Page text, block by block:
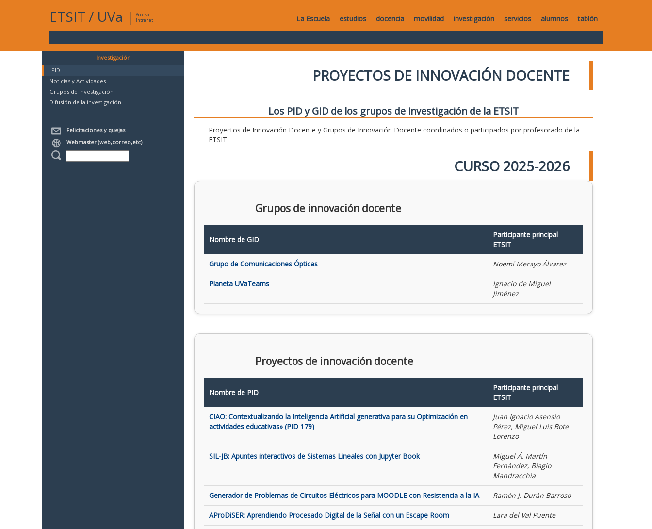
ETSIT / UVa |
Acceso
Intranet
La Escuela estudios docencia movilidad investigación servicios alumnos tablón
Investigación
PID
Noticias y Actividades
Grupos de investigación
Difusión de la investigación
Felicitaciones y quejas
Webmaster (web,correo,etc)
PROYECTOS DE INNOVACIÓN DOCENTE
Los PID y GID de los grupos de investigación de la ETSIT
Proyectos de Innovación Docente y Grupos de Innovación Docente coordinados o participados por profesorado de la
ETSIT
CURSO 2025-2026
Grupos de innovación docente
Nombre de GID
Participante principal
ETSIT
Grupo de Comunicaciones Ópticas Noemí Merayo Álvarez
Planeta UVaTeams
Ignacio de Miguel
Jiménez
Proyectos de innovación docente
Nombre de PID
Participante principal
ETSIT
CIAO: Contextualizando la Inteligencia Artificial generativa para su Optimización en
actividades educativas» (PID 179)
Juan Ignacio Asensio
Pérez, Miguel Luis Bote
Lorenzo
SIL-JB: Apuntes interactivos de Sistemas Lineales con Jupyter Book
Miguel Á. Martín
Fernández, Biagio
Mandracchia
Generador de Problemas de Circuitos Eléctricos para MOODLE con Resistencia a la IA Ramón J. Durán Barroso
AProDiSER: Aprendiendo Procesado Digital de la Señal con un Escape Room Lara del Val Puente